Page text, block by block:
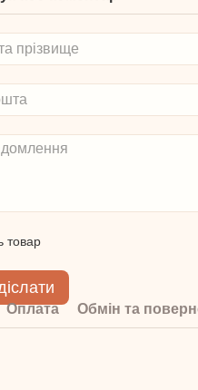
товар
Оплата Обмін та